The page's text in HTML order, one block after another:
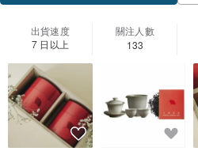
出貨速度
7 日以上
關注人數
133